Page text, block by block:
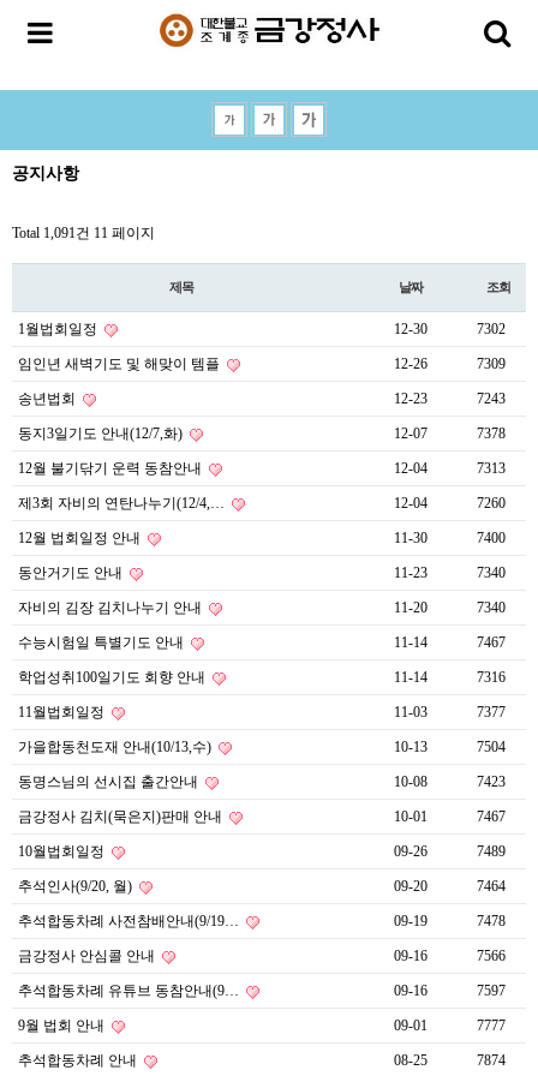
공지사항
Total 1,091건 11 페이지
제목 날짜 조회
1월법회일정 12-30 7302
임인년 새벽기도 및 해맞이 템플 12-26 7309
송년법회 12-23 7243
동지3일기도 안내(12/7,화) 12-07 7378
12월 불기닦기 운력 동참안내 12-04 7313
제3회 자비의 연탄나누기(12/4,… 12-04 7260
12월 법회일정 안내 11-30 7400
동안거기도 안내 11-23 7340
자비의 김장 김치나누기 안내 11-20 7340
수능시험일 특별기도 안내 11-14 7467
학업성취100일기도 회향 안내 11-14 7316
11월법회일정 11-03 7377
가을합동천도재 안내(10/13,수) 10-13 7504
동명스님의 선시집 출간안내 10-08 7423
금강정사 김치(묵은지)판매 안내 10-01 7467
10월법회일정 09-26 7489
추석인사(9/20, 월) 09-20 7464
추석합동차례 사전참배안내(9/19… 09-19 7478
금강정사 안심콜 안내 09-16 7566
추석합동차례 유튜브 동참안내(9… 09-16 7597
9월 법회 안내 09-01 7777
추석합동차례 안내 08-25 7874